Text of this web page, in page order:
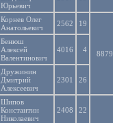
Юрьевич
Корнев Олег
Анатольевич
2562 19
8879
Бенюш
Алексей
Валентинович
4016 4
Дружинин
Дмитрий
Алексеевич
2301 26
Шипов
Константин
Николаевич
2408 22